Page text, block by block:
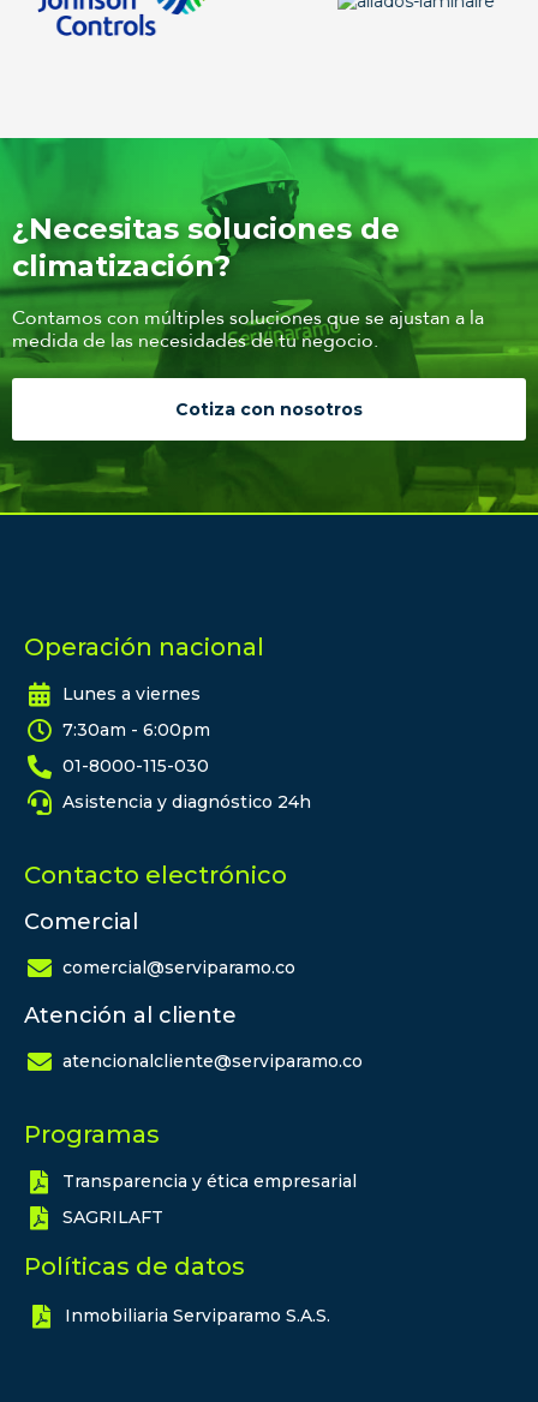
¿Necesitas soluciones de
climatización?
Contamos con múltiples soluciones que se ajustan a la
medida de las necesidades de tu negocio.
Cotiza con nosotros
Operación nacional
Lunes a viernes
7:30am - 6:00pm
01-8000-115-030
Asistencia y diagnóstico 24h
Contacto electrónico
Comercial
comercial@serviparamo.co
Atención al cliente
atencionalcliente@serviparamo.co
Programas
Transparencia y ética empresarial
SAGRILAFT
Políticas de datos
Inmobiliaria Serviparamo S.A.S.